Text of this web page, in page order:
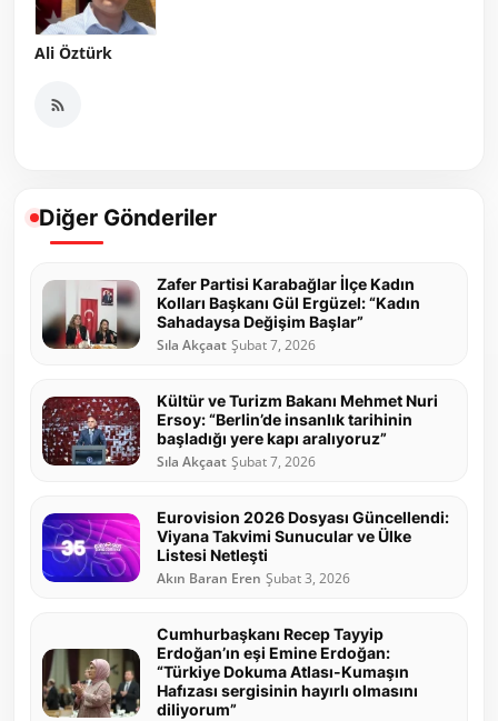
Ali Öztürk
Diğer Gönderiler
Zafer Partisi Karabağlar İlçe Kadın
Kolları Başkanı Gül Ergüzel: “Kadın
Sahadaysa Değişim Başlar”
Sıla Akçaat Şubat 7, 2026
Kültür ve Turizm Bakanı Mehmet Nuri
Ersoy: “Berlin’de insanlık tarihinin
başladığı yere kapı aralıyoruz”
Sıla Akçaat Şubat 7, 2026
Eurovision 2026 Dosyası Güncellendi:
Viyana Takvimi Sunucular ve Ülke
Listesi Netleşti
Akın Baran Eren Şubat 3, 2026
Cumhurbaşkanı Recep Tayyip
Erdoğan’ın eşi Emine Erdoğan:
“Türkiye Dokuma Atlası-Kumaşın
Hafızası sergisinin hayırlı olmasını
diliyorum”